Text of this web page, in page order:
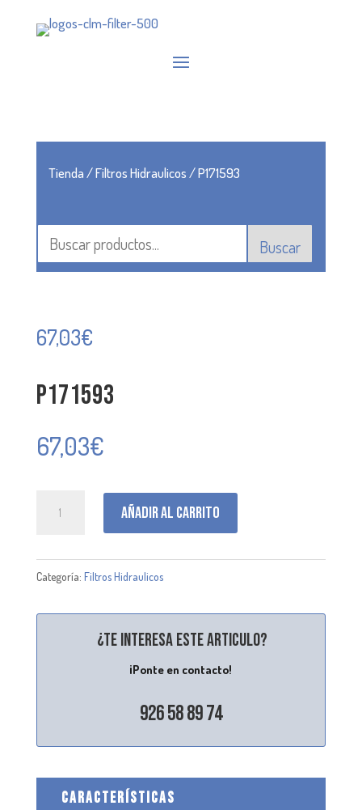
Tienda/Filtros Hidraulicos/ P171593
Buscar
67,03€
P171593
67,03€
Añadir al carrito
Categoría: Filtros Hidraulicos
¿Te interesa este articulo?
¡Ponte en contacto!
926 58 89 74
CARACTERÍSTICAS